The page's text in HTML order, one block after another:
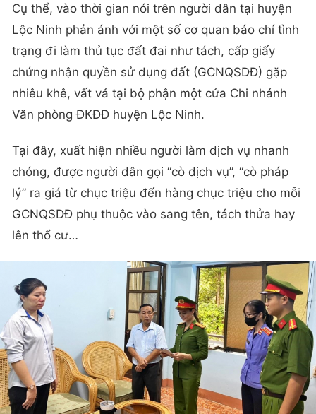
Cụ thể, vào thời gian nói trên người dân tại huyện
Lộc Ninh phản ánh với một số cơ quan báo chí tình
trạng đi làm thủ tục đất đai như tách, cấp giấy
chứng nhận quyền sử dụng đất (GCNQSDĐ) gặp
nhiêu khê, vất vả tại bộ phận một cửa Chi nhánh
Văn phòng ĐKĐĐ huyện Lộc Ninh.
Tại đây, xuất hiện nhiều người làm dịch vụ nhanh
chóng, được người dân gọi “cò dịch vụ”, “cò pháp
lý” ra giá từ chục triệu đến hàng chục triệu cho mỗi
GCNQSDĐ phụ thuộc vào sang tên, tách thửa hay
lên thổ cư…